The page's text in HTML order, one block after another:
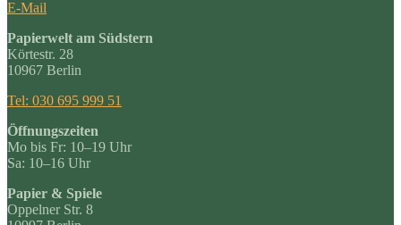
E-Mail
Papierwelt am Südstern
Körtestr. 28
10967 Berlin
Tel: 030 695 999 51
Öffnungszeiten
Mo bis Fr: 10–19 Uhr
Sa: 10–16 Uhr
Papier & Spiele
Oppelner Str. 8